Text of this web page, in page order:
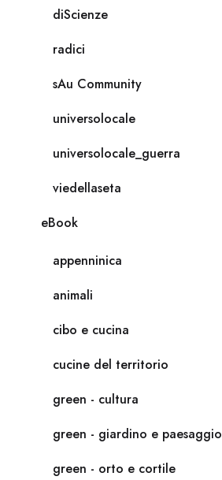
diScienze
radici
sAu Community
universolocale
universolocale_guerra
viedellaseta
eBook
appenninica
animali
cibo e cucina
cucine del territorio
green - cultura
green - giardino e paesaggio
green - orto e cortile